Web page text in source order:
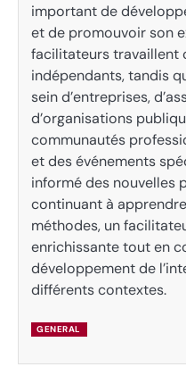
important de
et de promouvoir son
facilitateurs travaillent
indépendants, tandis
sein d’entreprises,
d’organisations
communautés
et des événements
informé des nouvelles
continuant à
méthodes, un
enrichissante tout en
développement de
différents contextes.
GENERAL